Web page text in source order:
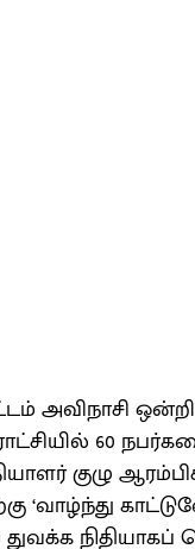
அவிநாசி
60
குழு
‘வாழ்ந்து
துவக்க